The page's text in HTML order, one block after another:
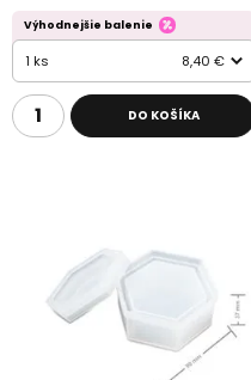
Výhodnejšie balenie
1 ks 8,40 €
DO KOŠÍKA